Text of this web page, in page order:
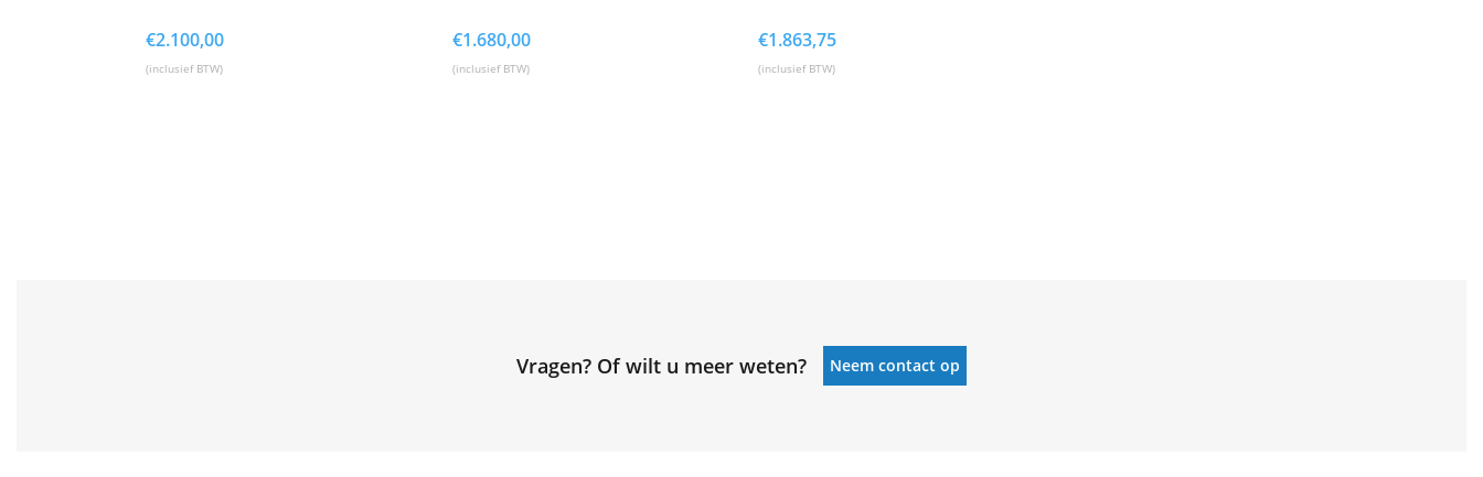
€2.100,00
(inclusief BTW)
€1.680,00
(inclusief BTW)
€1.863,75
(inclusief BTW)
Vragen? Of wilt u meer weten? Neem contact op